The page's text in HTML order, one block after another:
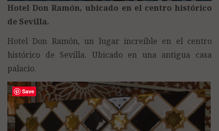
Hotel Don Ramón, ubicado en el centro histórico
de Sevilla.
Hotel Don Ramón, un lugar increíble en el centro
histórico de Sevilla. Ubicado en una antigua casa
palacio.
Save